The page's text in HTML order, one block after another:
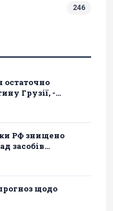
246
остаточно
Грузії, -...
РФ знищено
засобів...
щодо